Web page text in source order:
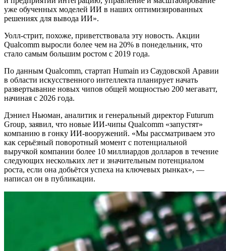
уже обученных моделей ИИ в наших оптимизированных
решениях для вывода ИИ».
Уолл-стрит, похоже, приветствовала эту новость. Акции
Qualcomm выросли более чем на 20% в понедельник, что
стало самым большим ростом с 2019 года.
По данным Qualcomm, стартап Humain из Саудовской Аравии
в области искусственного интеллекта планирует начать
развертывание новых чипов общей мощностью 200 мегаватт,
начиная с 2026 года.
Дэниел Ньюман, аналитик и генеральный директор Futurum
Group, заявил, что новые ИИ-чипы Qualcomm «запустят»
компанию в гонку ИИ-вооружений. «Мы рассматриваем это
как серьёзный поворотный момент с потенциальной
выручкой компании более 10 миллиардов долларов в течение
следующих нескольких лет и значительным потенциалом
роста, если она добьётся успеха на ключевых рынках», —
написал он в публикации.